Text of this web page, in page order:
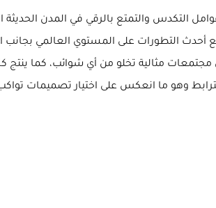
التكدس والتمتع بالرقي في المدن الحديثة
أحدث التطورات على المستوي العالمي بجانب
مثالية تخلو من أي شوائب، كما ينتج
وهو ما انعكس على اختيار تصميمات